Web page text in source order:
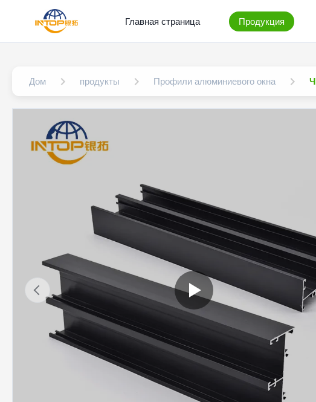
Главная страница Продукция
Дом продукты Профили алюминиевого окна